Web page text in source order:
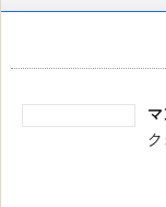
マ